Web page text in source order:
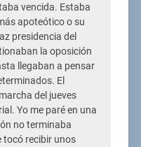
vencida. Estaba
apoteótico o su
presidencia del
la oposición
llegaban a pensar
El
del jueves
Yo me paré en una
no terminaba
tocó recibir unos